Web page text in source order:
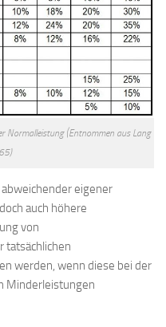
Normalleistung (Entnommen aus Lang
eigener
auch höhere
von
tatsächlichen
werden, wenn diese bei der
Minderleistungen